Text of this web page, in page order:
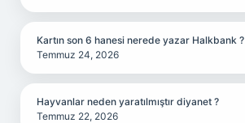
Kartın son 6 hanesi nerede yazar Halkbank ?
Temmuz 24, 2026
Hayvanlar neden yaratılmıştır diyanet ?
Temmuz 22, 2026